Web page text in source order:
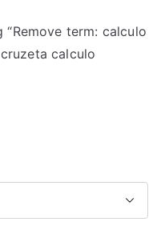
term: calculo
calculo